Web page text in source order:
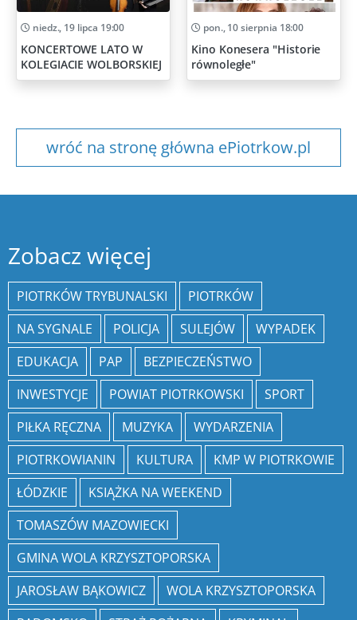
niedz., 19 lipca 19:00
KONCERTOWE LATO W
KOLEGIACIE WOLBORSKIEJ
pon., 10 sierpnia 18:00
Kino Konesera "Historie
równoległe"
wróć na stronę główna ePiotrkow.pl
Zobacz więcej
PIOTRKÓW TRYBUNALSKI
PIOTRKÓW
NA SYGNALE
POLICJA SULEJÓW
WYPADEK
EDUKACJA
PAP
BEZPIECZEŃSTWO
INWESTYCJE
POWIAT PIOTRKOWSKI
SPORT
PIŁKA RĘCZNA
MUZYKA
WYDARZENIA
PIOTRKOWIANIN
KULTURA
KMP W PIOTRKOWIE
ŁÓDZKIE
KSIĄŻKA NA WEEKEND
TOMASZÓW MAZOWIECKI
GMINA WOLA KRZYSZTOPORSKA
JAROSŁAW BĄKOWICZ
WOLA KRZYSZTOPORSKA